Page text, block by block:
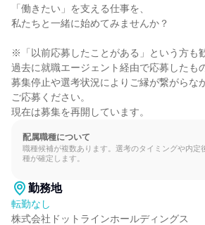
「働きたい」を支える仕事を、
私たちと一緒に始めてみませんか？
※「以前応募したことがある」という方も
過去に就職エージェント経由で応募したも
募集停止や選考状況によりご縁が繋がらな
ご応募ください。
現在は募集を再開しています。
配属職種について
職種候補が複数あります。選考のタイミングや内定
種が確定します。
勤務地
転勤なし
株式会社ドットラインホールディングス